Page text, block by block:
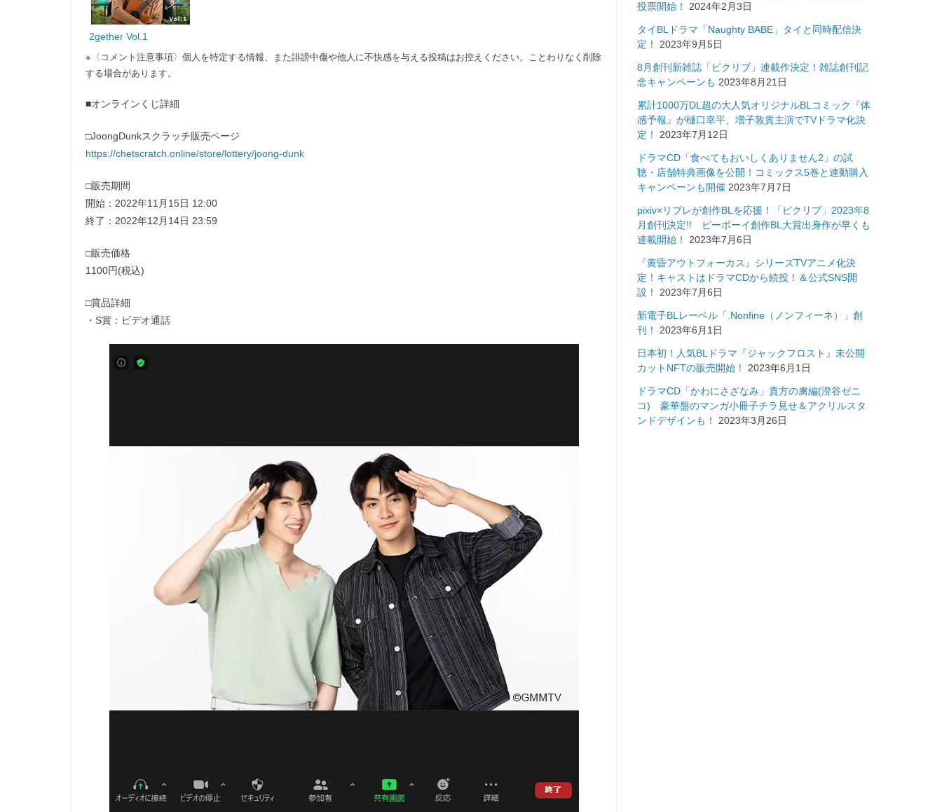
2gether Vol.1
※〈コメント注意事項〉個人を特定する情報、また誹謗中傷や他人に不快感を与える投稿はお控えください。ことわりなく削除
する場合があります。
■オンラインくじ詳細
□JoongDunkスクラッチ販売ページ
https://chetscratch.online/store/lottery/joong-dunk
□販売期間
開始：2022年11月15日 12:00
終了：2022年12月14日 23:59
□販売価格
1100円(税込)
□賞品詳細
・S賞：ビデオ通話
投票開始！
2024年2月3日
タイBLドラマ「Naughty BABE」タイと同時配信決
定！
2023年9月5日
8月創刊新雑誌「ピクリブ」連載作決定！雑誌創刊記
念キャンペーンも 2023年8月21日
累計1000万DL超の大人気オリジナルBLコミック『体
感予報』が樋口幸平、増子敦貴主演でTVドラマ化決
定！
2023年7月12日
ドラマCD「食べてもおいしくありません2」の試
聴・店舗特典画像を公開！コミックス5巻と連動購入
キャンペーンも開催 2023年7月7日
pixiv×リブレが創作BLを応援！「ピクリブ」2023年8
月創刊決定!! ビーボーイ創作BL大賞出身作が早くも
連載開始！
2023年7月6日
『黄昏アウトフォーカス』シリーズTVアニメ化決
定！キャストはドラマCDから続投！＆公式SNS開
設！
2023年7月6日
新電子BLレーベル「.Nonfine（ノンフィーネ）」創
刊！
2023年6月1日
日本初！人気BLドラマ『ジャックフロスト』未公開
カットNFTの販売開始！
2023年6月1日
ドラマCD「かわにさざなみ」貴方の虜編(澄谷ゼニ
コ) 豪華盤のマンガ小冊子チラ見せ＆アクリルスタ
ンドデザインも！
2023年3月26日